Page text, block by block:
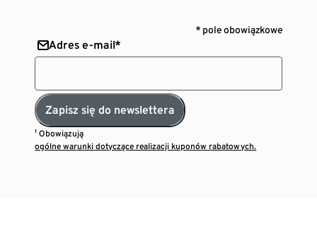
* pole obowiązkowe
Adres e-mail*
Zapisz się do newslettera
¹ Obowiązują
ogólne warunki dotyczące realizacji kuponów rabatowych.